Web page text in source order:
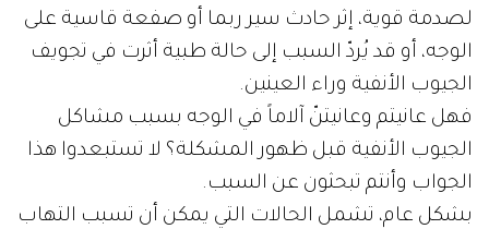
لصدمة قوية، إثر حادث سير ربما أو صفعة قاسية على
الوجه، أو قد يُردّ السبب إلى حالة طبية أثرت في تجويف
الجيوب الأنفية وراء العينين.
فهل عانيتم وعانيتنّ آلاماً في الوجه بسبب مشاكل
الجيوب الأنفية قبل ظهور المشكلة؟ لا تستبعدوا هذا
الجواب وأنتم تبحثون عن السبب.
بشكل عام، تشمل الحالات التي يمكن أن تسبب التهاب